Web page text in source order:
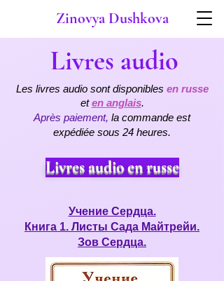
Zinovya Dushkova
Livres audio
Les livres audio sont disponibles en russe
eten anglais.
Après paiement, la commande est
expédiée sous 24 heures.
Livres audio en russe
Учение Сердца.
Книга 1. Листы Сада Майтрейи.
Зов Сердца.